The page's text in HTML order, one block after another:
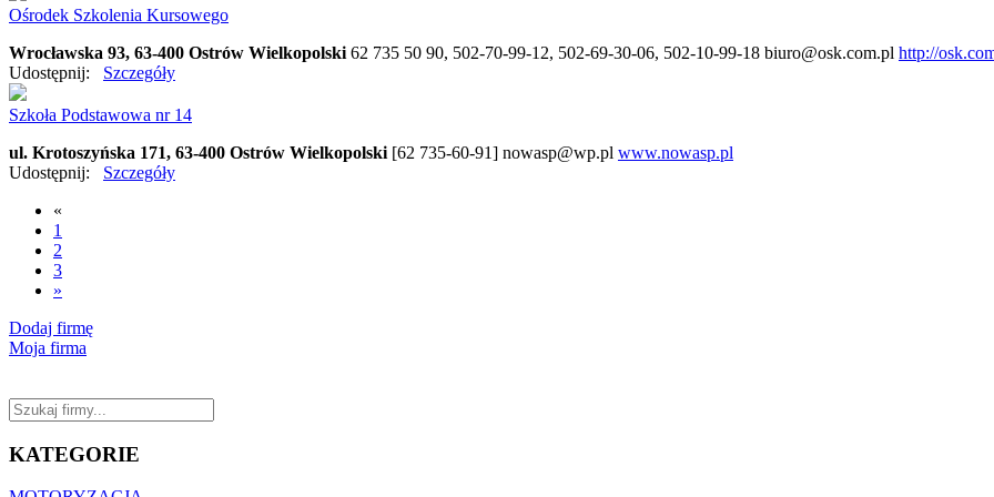
Ośrodek Szkolenia Kursowego
Wrocławska 93, 63-400 Ostrów Wielkopolski 62 735 50 90, 502-70-99-12, 502-69-30-06, 502-10-99-18 biuro@osk.com.pl http://
Udostępnij: Szczegóły
Szkoła Podstawowa nr 14
ul. Krotoszyńska 171, 63-400 Ostrów Wielkopolski [62 735-60-91] nowasp@wp.pl www.nowasp.pl
Udostępnij: Szczegóły
«
1
2
3
»
Dodaj firmę
Moja firma
KATEGORIE